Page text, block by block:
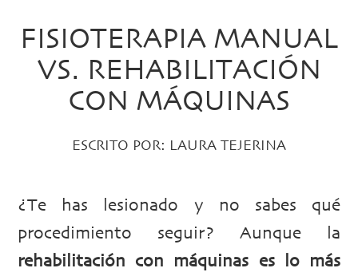
FISIOTERAPIA MANUAL
VS. REHABILITACIÓN
CON MÁQUINAS
ESCRITO POR: LAURA TEJERINA
¿Te has lesionado y no sabes qué
procedimiento seguir? Aunque la
rehabilitación con máquinas es lo más